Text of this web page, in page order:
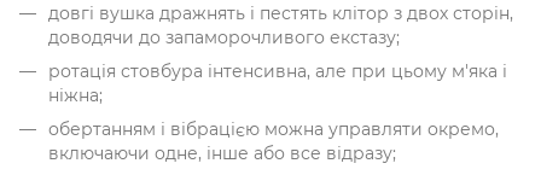
довгі вушка дражнять і пестять клітор з двох сторін,
доводячи до запаморочливого екстазу;
ротація стовбура інтенсивна, але при цьому м'яка і
ніжна;
обертанням і вібрацією можна управляти окремо,
включаючи одне, інше або все відразу;